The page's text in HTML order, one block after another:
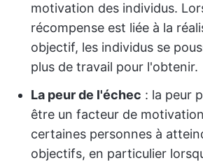
motivation des individus.
récompense est liée à la
objectif, les individus se
plus de travail pour l'obtenir.
La peur de l'échec : la peur
être un facteur de
certaines personnes à
objectifs, en particulier